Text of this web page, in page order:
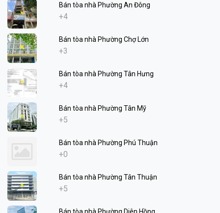
Bán tòa nhà Phường An Đông
+4
Bán tòa nhà Phường Chợ Lớn
+3
Bán tòa nhà Phường Tân Hưng
+4
Bán tòa nhà Phường Tân Mỹ
+5
Bán tòa nhà Phường Phú Thuận
+0
Bán tòa nhà Phường Tân Thuận
+5